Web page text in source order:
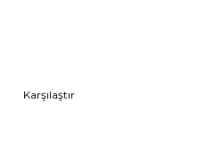
Karşılaştır